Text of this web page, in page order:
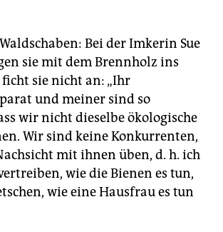
Bei der Imkerin Sue
sie mit dem Brennholz ins
ficht sie nicht an: „Ihr
und meiner sind so
wir nicht dieselbe ökologische
Wir sind keine Konkurrenten,
mit ihnen üben, d. h. ich
wie die Bienen es tun,
wie eine Hausfrau es tun